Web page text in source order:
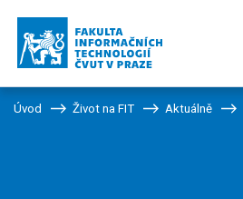
Úvod Život na FIT Aktuálně